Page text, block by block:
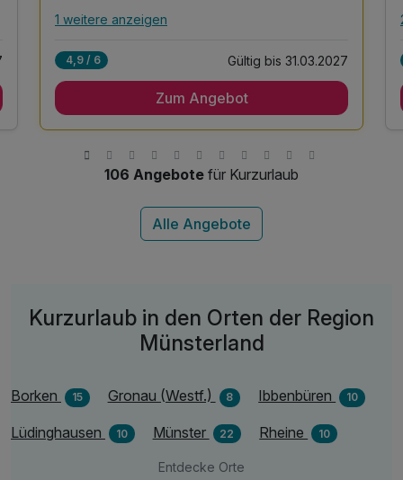
Alle Inklusivleistungen
2 x reichhaltiges Frühstück vom Buffet
Saunabereich
inkl. 1 Fahrradkarte
1 weitere anzeigen
4,9 / 6 Gültig bis 31.03.2027
Zum Angebot
106 Angebote für Kurzurlaub
Kurzurlaub in den Orten der Region
Münsterland
Borken 15 Gronau (Westf.) 8 Ibbenbüren 10
Lüdinghausen 10 Münster 22 Rheine 10
Entdecke Orte